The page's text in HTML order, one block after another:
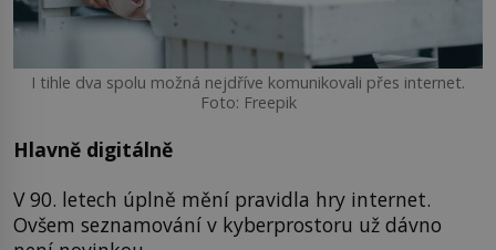
I tihle dva spolu možná nejdříve komunikovali přes internet.
Foto: Freepik
Hlavně digitálně
V 90. letech úplně mění pravidla hry internet.
Ovšem seznamování v kyberprostoru už dávno